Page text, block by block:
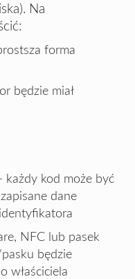
Na
forma
będzie miał
każdy kod może być
dane
NFC lub pasek
będzie
właściciela